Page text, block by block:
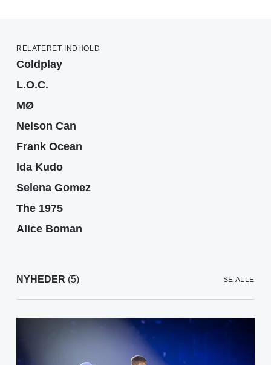
RELATERET INDHOLD
Coldplay
L.O.C.
MØ
Nelson Can
Frank Ocean
Ida Kudo
Selena Gomez
The 1975
Alice Boman
NYHEDER (5) SE ALLE